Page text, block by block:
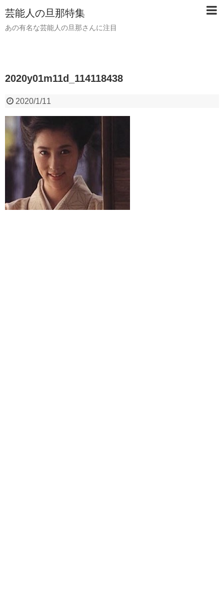
芸能人の旦那特集
あの有名な芸能人の旦那さんに注目
2020y01m11d_114118438
2020/1/11